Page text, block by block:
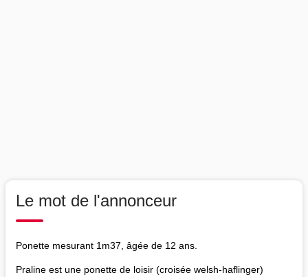
Le mot de l'annonceur
Ponette mesurant 1m37, âgée de 12 ans.
Praline est une ponette de loisir (croisée welsh-haflinger)